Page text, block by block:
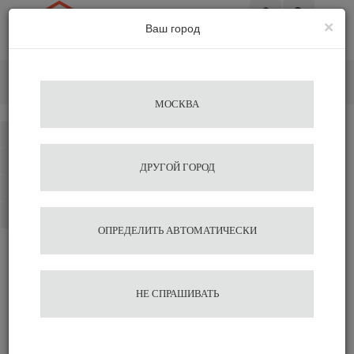
Кофемашина Saeco
ROYAL PLUS
×
Ваш город
МОСКВА
ДРУГОЙ ГОРОД
ОПРЕДЕЛИТЬ АВТОМАТИЧЕСКИ
НЕ СПРАШИВАТЬ